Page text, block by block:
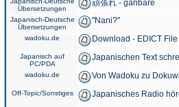
Übersetzungen
頑張れ - ganbare
Japanisch-Deutsche
Übersetzungen
"Nani?"
wadoku.de Download - EDICT File
Japanisch auf
PC/PDA
Japanischen Text
wadoku.de Von Wadoku zu
Off-Topic/Sonstiges Japanisches Radio